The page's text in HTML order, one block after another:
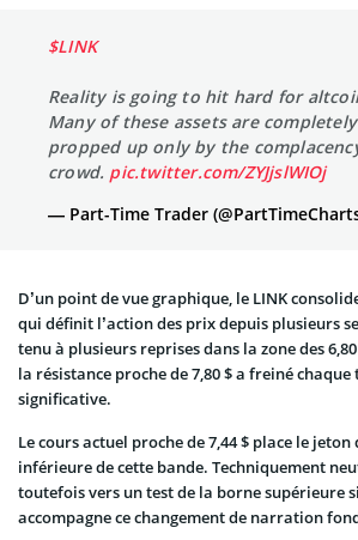
$LINK
Reality is going to hit hard for
Many of these assets are
propped up only by the
crowd. pic.twitter.com/ZYJjslWIOj
— Part-Time Trader
D’un point de vue graphique, le LINK
qui définit l’action des prix depuis plusieurs
tenu à plusieurs reprises dans la zone des
la résistance proche de 7,80 $ a freiné
significative.
Le cours actuel proche de 7,44 $ place le
inférieure de cette bande. Techniquement
toutefois vers un test de la borne supérieure
accompagne ce changement de narration